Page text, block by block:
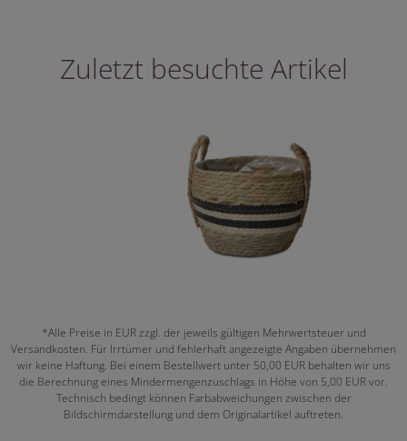
Zuletzt besuchte Artikel
*Alle Preise in EUR zzgl. der jeweils gültigen Mehrwertsteuer und
Versandkosten. Für Irrtümer und fehlerhaft angezeigte Angaben übernehmen
wir keine Haftung. Bei einem Bestellwert unter 50,00 EUR behalten wir uns
die Berechnung eines Mindermengenzuschlags in Höhe von 5,00 EUR vor.
Technisch bedingt können Farbabweichungen zwischen der
Bildschirmdarstellung und dem Originalartikel auftreten.